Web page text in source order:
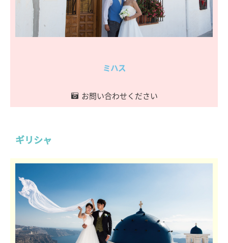
ミハス
お問い合わせください
ギリシャ